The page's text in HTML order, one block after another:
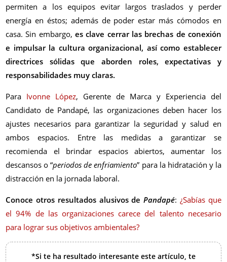
permiten a los equipos evitar largos traslados y perder
energía en éstos; además de poder estar más cómodos en
casa. Sin embargo,es clave cerrar las brechas de conexión
e impulsar la cultura organizacional, así como establecer
directrices sólidas que aborden roles, expectativas y
responsabilidades muy claras.
Para Ivonne López, Gerente de Marca y Experiencia del
Candidato de Pandapé, las organizaciones deben hacer los
ajustes necesarios para garantizar la seguridad y salud en
ambos espacios. Entre las medidas a garantizar se
recomienda el brindar espacios abiertos, aumentar los
descansos o “periodos de enfriamiento” para la hidratación y la
distracción en la jornada laboral.
Conoce otros resultados alusivos de Pandapé:¿Sabías que
el 94% de las organizaciones carece del talento necesario
para lograr sus objetivos ambientales?
*Si te ha resultado interesante este artículo, te